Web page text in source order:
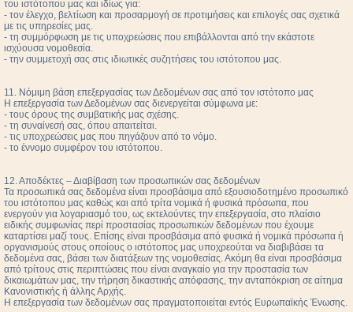
του ιστότοπου μας και ιδίως για:
- τον έλεγχο, βελτίωση και προσαρμογή σε προτιμήσεις και επιλογές σας σχετικά
με τις υπηρεσίες μας.
- τη συμμόρφωση με τις υποχρεώσεις που επιβάλλονται από την εκάστοτε
ισχύουσα νομοθεσία.
- την συμμετοχή σας στις ιδιωτικές συζητήσεις του ιστότοπου μας.
11. Νόμιμη βάση επεξεργασίας των Δεδομένων σας από τον ιστότοπο μας
Η επεξεργασία των Δεδομένων σας διενεργείται σύμφωνα με:
- τους όρους της συμβατικής μας σχέσης.
- τη συναίνεσή σας, όπου απαιτείται.
- τις υποχρεώσεις μας που πηγάζουν από το νόμο.
- το έννομο συμφέρον του ιστότοπου.
12. Αποδέκτες – Διαβίβαση των προσωπικών σας δεδομένων
Τα προσωπικά σας δεδομένα είναι προσβάσιμα από εξουσιοδοτημένο προσωπικό
του ιστότοπου μας καθώς και από τρίτα νομικά ή φυσικά πρόσωπα, που
ενεργούν για λογαριασμό του, ως εκτελούντες την επεξεργασία, στο πλαίσιο
ειδικής συμφωνίας περί προστασίας προσωπικών δεδομένων που έχουμε
καταρτίσει μαζί τους. Επίσης είναι προσβάσιμα από φυσικά ή νομικά πρόσωπα ή
οργανισμούς στους οποίους ο ιστότοπος μας υποχρεούται να διαβιβάσει τα
δεδομένα σας, βάσει των διατάξεων της νομοθεσίας. Ακόμη θα είναι προσβάσιμα
από τρίτους στις περιπτώσεις που είναι αναγκαίο για την προστασία των
δικαιωμάτων μας, την τήρηση δικαστικής απόφασης, την ανταπόκριση σε αίτημα
Κανονιστικής ή άλλης Αρχής.
Η επεξεργασία των δεδομένων σας πραγματοποιείται εντός Ευρωπαϊκής Ένωσης.